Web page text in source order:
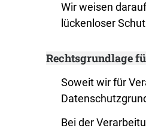
Wir weisen
lückenloser
Rechtsgrundlage
Soweit wir für
Bei der